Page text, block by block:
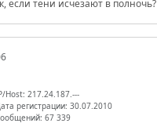
если тени исчезают в полночь?
Host: 217.24.187.---
регистрации: 30.07.2010
67 339